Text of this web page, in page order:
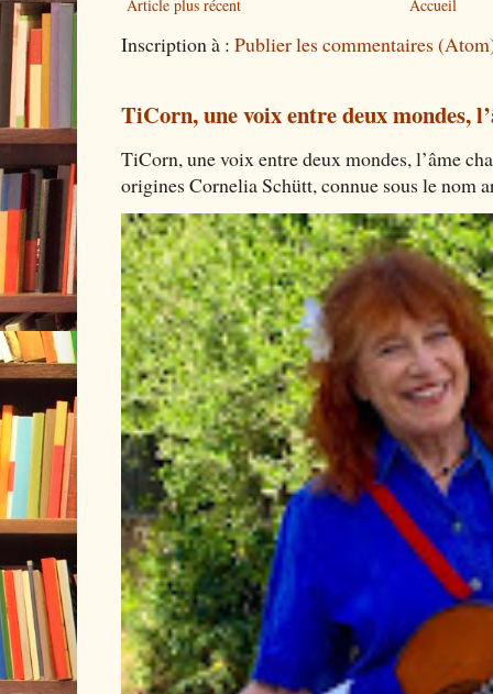
Article plus récent Accueil
Inscription à : Publier les commentaires
TiCorn, une voix entre deux mondes,
TiCorn, une voix entre deux mondes, l’âme
origines Cornelia Schütt, connue sous le nom